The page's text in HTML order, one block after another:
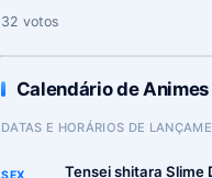
32 votos
Calendário de Animes
DATAS E HORÁRIOS DE
Tensei shitara Slime